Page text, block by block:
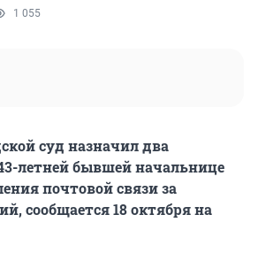
1 055
суд назначил два
летней бывшей начальнице
почтовой связи за
сообщается 18 октября на